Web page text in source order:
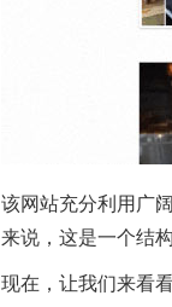
该网站充分利用广
来说，这是一个结
现在，让我们来看